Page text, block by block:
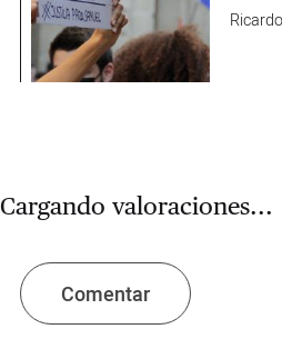
Cargando valoraciones...
Comentar